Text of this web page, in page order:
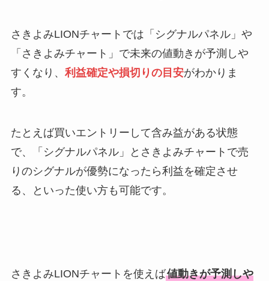
さきよみLIONチャートでは「シグナルパネル」や
「さきよみチャート」で未来の値動きが予測しや
すくなり、 利益確定や損切りの目安がわかりま
す。
たとえば買いエントリーして含み益がある状態
で、「シグナルパネル」とさきよみチャートで売
りのシグナルが優勢になったら利益を確定させ
る、といった使い方も可能です。
さきよみLIONチャートを使えば値動きが予測しや